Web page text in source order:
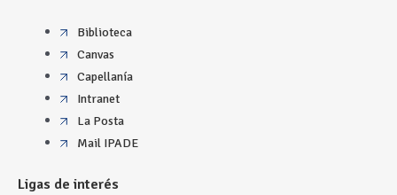
Biblioteca
Canvas
Capellanía
Intranet
La Posta
Mail IPADE
Ligas de interés